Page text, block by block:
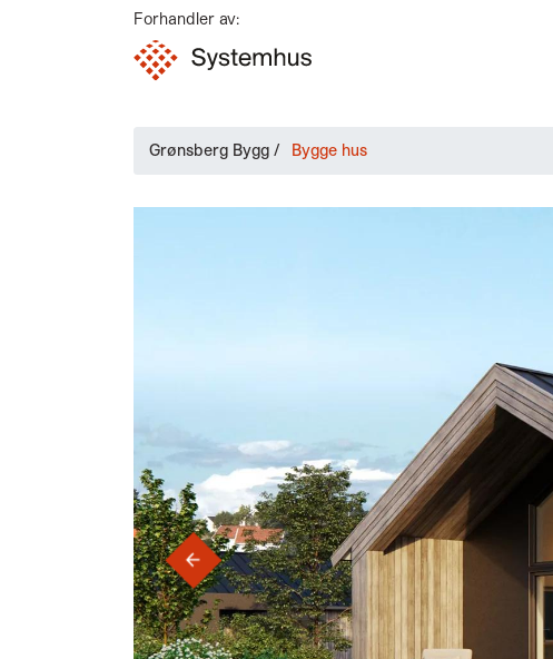
Forhandler av:
Grønsberg Bygg / Bygge hus
‹